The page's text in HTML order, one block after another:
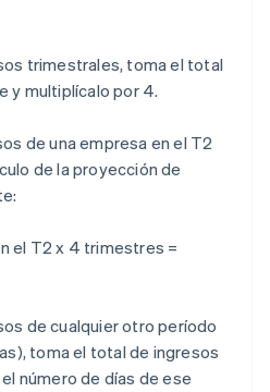
trimestrales, toma el total
y multiplícalo por 4.
de una empresa en el T2
de la proyección de
el T2 x 4 trimestres =
de cualquier otro período
toma el total de ingresos
número de días de ese